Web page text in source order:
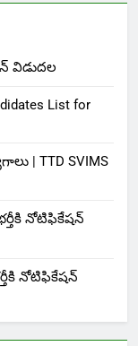
విడుదల
List for
| TTD SVIMS
నోటిఫికేషన్
నోటిఫికేషన్